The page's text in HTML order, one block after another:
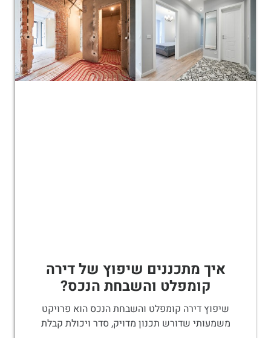
איך מתכננים שיפוץ של דירה
קומפלט והשבחת הנכס?
שיפוץ דירה קומפלט והשבחת הנכס הוא פרויקט
משמעותי שדורש תכנון מדויק, סדר ויכולת קבלת